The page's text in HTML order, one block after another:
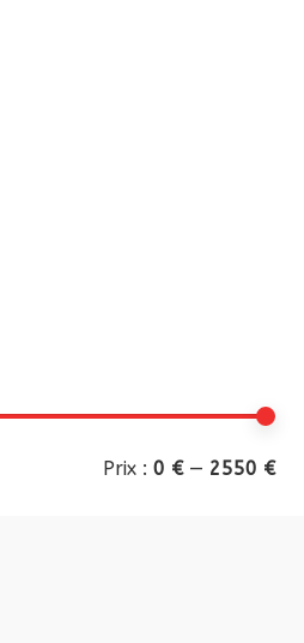
Prix : 0 €— 2550 €